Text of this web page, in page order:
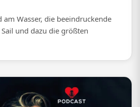
am Wasser, die beeindruckende
und dazu die größten